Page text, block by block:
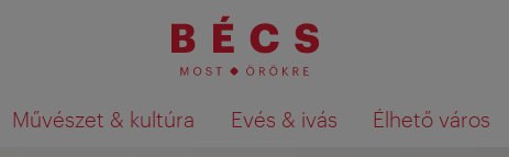
Művészet & kultúra Evés & ivás Élhető város